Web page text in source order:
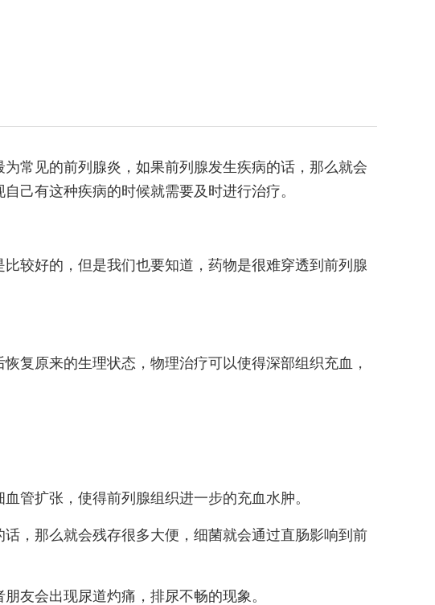
常见的前列腺炎，如果前列腺发生疾病的话，那么就会
己有这种疾病的时候就需要及时进行治疗。
较好的，但是我们也要知道，药物是很难穿透到前列腺
复原来的生理状态，物理治疗可以使得深部组织充血，
管扩张，使得前列腺组织进一步的充血水肿。
，那么就会残存很多大便，细菌就会通过直肠影响到前
友会出现尿道灼痛，排尿不畅的现象。